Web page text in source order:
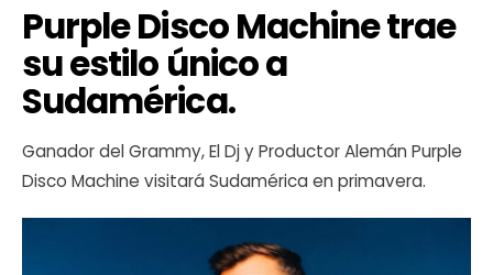
Purple Disco Machine trae
su estilo único a
Sudamérica.
Ganador del Grammy, El Dj y Productor Alemán Purple
Disco Machine visitará Sudamérica en primavera.